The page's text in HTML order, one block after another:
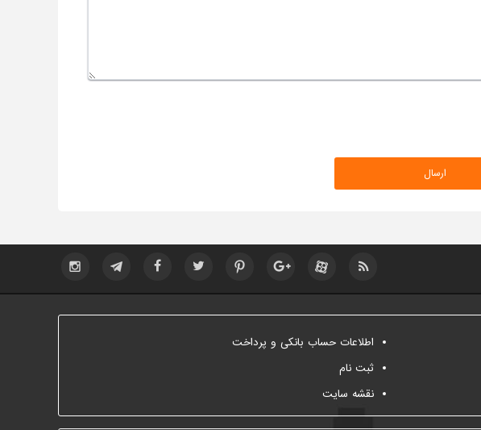
اطلاعات حساب بانکی و پرداخت
ثبت نام
نقشه سایت